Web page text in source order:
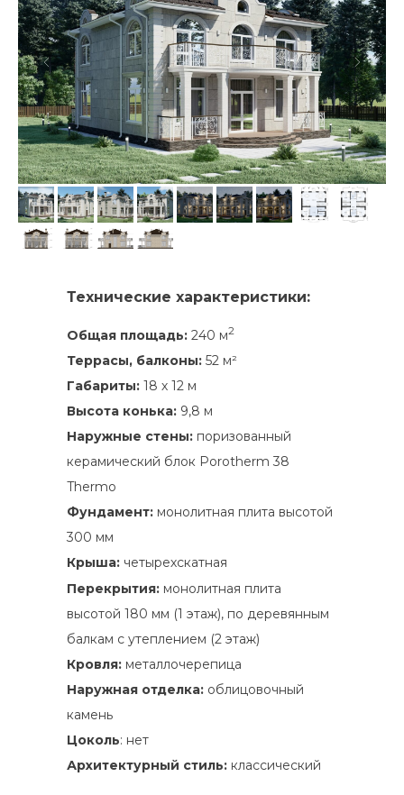
Технические характеристики:
Общая площадь: 240 м2
Террасы, балконы: 52 м²
Габариты: 18 х 12 м
Высота конька: 9,8 м
Наружные стены: поризованный
керамический блок Porotherm 38
Thermo
Фундамент: монолитная плита высотой
300 мм
Крыша: четырехскатная
Перекрытия: монолитная плита
высотой 180 мм (1 этаж), по деревянным
балкам с утеплением (2 этаж)
Кровля: металлочерепица
Наружная отделка: облицовочный
камень
Цоколь: нет
Архитектурный стиль: классический